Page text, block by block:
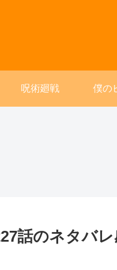
呪術廻戦 僕の
話のネタバ